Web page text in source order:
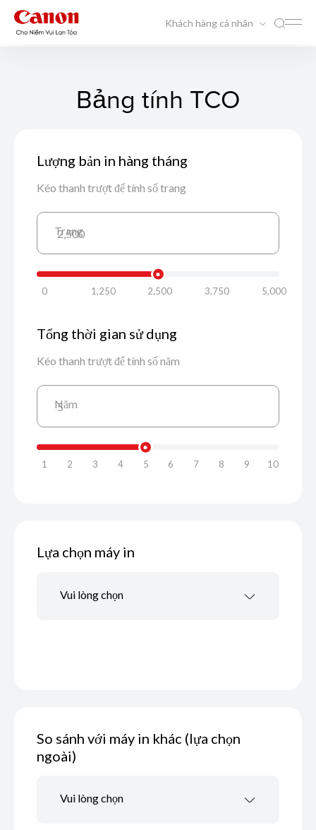
Khách hàng cá nhân
Bảng tính TCO
Lượng bản in hàng tháng
Kéo thanh trượt để tính số trang
Trang
2,500
0 1,250 2,500 3,750 5,000
Tổng thời gian sử dụng
Kéo thanh trượt để tính số năm
Năm
5
1 2 3 4 5 6 7 8 9 10
Lựa chọn máy in
Vui lòng chọn
So sánh với máy in khác (lựa chọn
ngoài)
Vui lòng chọn